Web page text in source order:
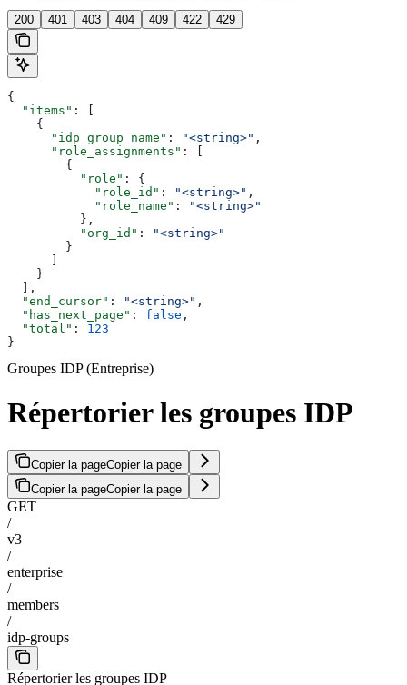
200 401 403 404 409 422 429
{
  "items"
: [
    {
      "idp_group_name"
: "<string>" ,
      "role_assignments"
: [
        {
          "role"
: {
            "role_id"
: "<string>" ,
            "role_name"
:
"<string>"
          },
          "org_id"
:
"<string>"
        }
    }
  ],
  "end_cursor"
: "<string>" ,
  "has_next_page"
: false ,
  "total"
: 123
}
Groupes IDP (Entreprise)
Répertorier les groupes IDP
Copier la pageCopier la page
Copier la pageCopier la page
GET
/
v3
/
enterprise
/
members
/
idp-groups
Répertorier les groupes IDP